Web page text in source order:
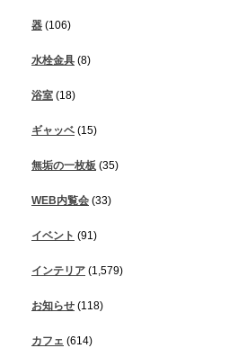
器 (106)
水栓金具 (8)
浴室 (18)
ギャッベ (15)
無垢の一枚板 (35)
WEB内覧会 (33)
イベント (91)
インテリア (1,579)
お知らせ (118)
カフェ (614)